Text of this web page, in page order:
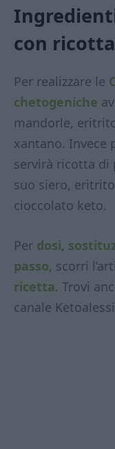
con
Per realizzare le
chetogeniche
mandorle,
xantano. Invece
servirà ricotta di
suo siero,
cioccolato keto.
Per dosi,
passo, scorri
ricetta. Trovi
canale